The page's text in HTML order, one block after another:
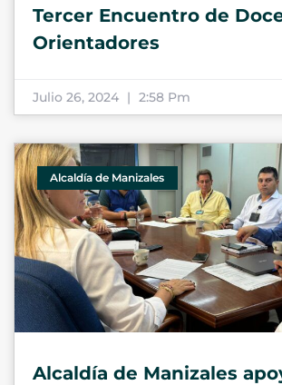
Tercer Encuentro de
Orientadores
Julio 26, 2024 2:58 Pm
Alcaldía de Manizales
Alcaldía de Manizales